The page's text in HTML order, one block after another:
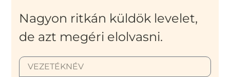
Nagyon ritkán küldök levelet,
de azt megéri elolvasni.